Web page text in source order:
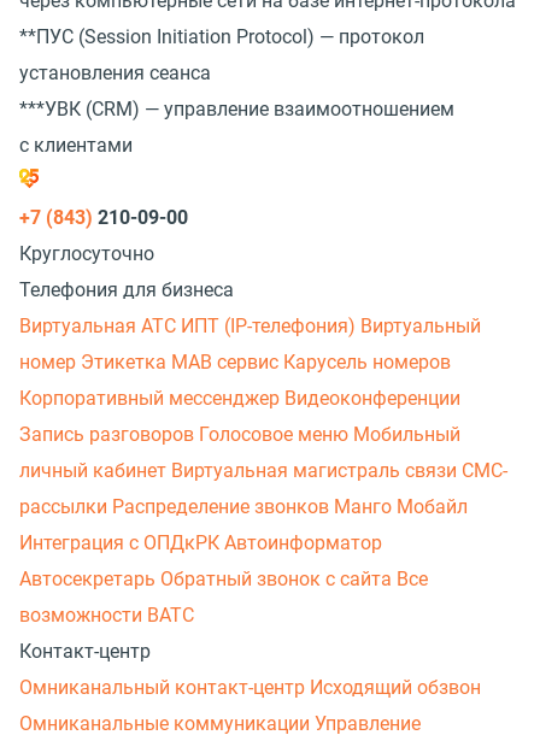
**ПУС (Session Initiation Protocol) — протокол
установления сеанса
***УВК (CRM) — управление взаимоотношением
с клиентами
+7 (843) 210-09-00
Круглосуточно
Телефония для бизнеса
Виртуальная АТС ИПТ (IP-телефония) Виртуальный
номер Этикетка МАВ сервис Карусель номеров
Корпоративный мессенджер Видеоконференции
Запись разговоров Голосовое меню Мобильный
личный кабинет Виртуальная магистраль связи СМС-
рассылки Распределение звонков Манго Мобайл
Интеграция с ОПДкРК Автоинформатор
Автосекретарь Обратный звонок с сайта Все
возможности ВАТС
Контакт-центр
Омниканальный контакт-центр Исходящий обзвон
Омниканальные коммуникации Управление